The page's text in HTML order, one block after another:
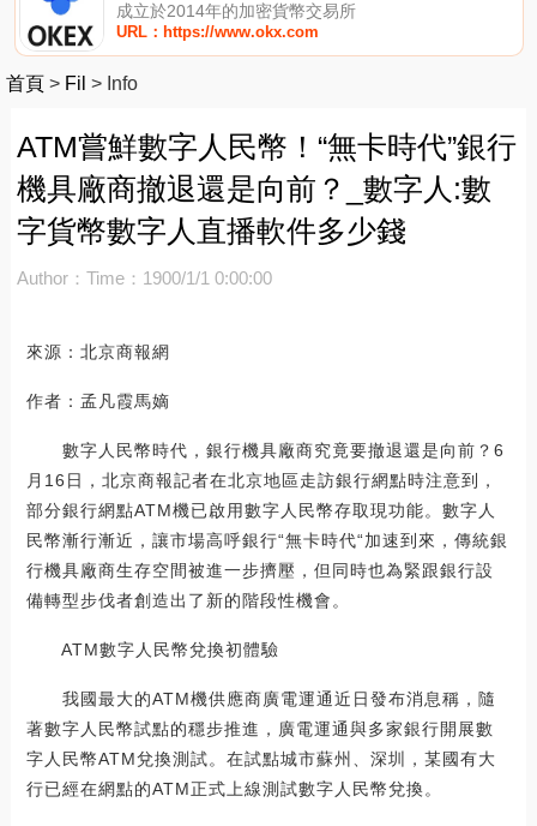
成立於2014年的加密貨幣交易所
URL：https://www.okx.com
首頁 > Fil > Info
ATM嘗鮮數字人民幣！“無卡時代”銀行
機具廠商撤退還是向前？_數字人:數
字貨幣數字人直播軟件多少錢
Author： Time：1900/1/1 0:00:00
來源：北京商報網
作者：孟凡霞馬嫡
數字人民幣時代，銀行機具廠商究竟要撤退還是向前？6
月16日，北京商報記者在北京地區走訪銀行網點時注意到，
部分銀行網點ATM機已啟用數字人民幣存取現功能。數字人
民幣漸行漸近，讓市場高呼銀行“無卡時代“加速到來，傳統銀
行機具廠商生存空間被進一步擠壓，但同時也為緊跟銀行設
備轉型步伐者創造出了新的階段性機會。
ATM數字人民幣兌換初體驗
我國最大的ATM機供應商廣電運通近日發布消息稱，隨
著數字人民幣試點的穩步推進，廣電運通與多家銀行開展數
字人民幣ATM兌換測試。在試點城市蘇州、深圳，某國有大
行已經在網點的ATM正式上線測試數字人民幣兌換。